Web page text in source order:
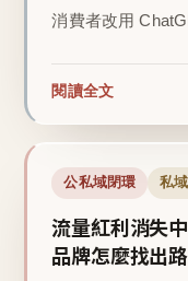
消費者改用
閱讀全文
公私域閉環 私
流量紅利消失
品牌怎麼找出路